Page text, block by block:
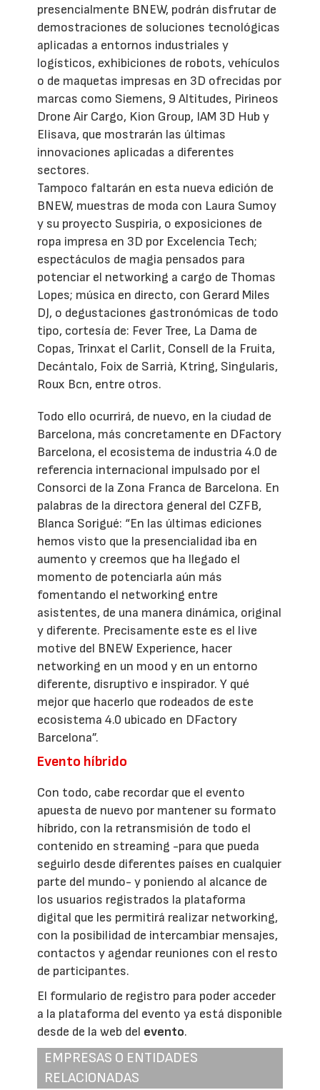
presencialmente BNEW, podrán disfrutar de
demostraciones de soluciones tecnológicas
aplicadas a entornos industriales y
logísticos, exhibiciones de robots, vehículos
o de maquetas impresas en 3D ofrecidas por
marcas como Siemens, 9 Altitudes, Pirineos
Drone Air Cargo, Kion Group, IAM 3D Hub y
Elisava, que mostrarán las últimas
innovaciones aplicadas a diferentes
sectores.
Tampoco faltarán en esta nueva edición de
BNEW, muestras de moda con Laura Sumoy
y su proyecto Suspiria, o exposiciones de
ropa impresa en 3D por Excelencia Tech;
espectáculos de magia pensados para
potenciar el networking a cargo de Thomas
Lopes; música en directo, con Gerard Miles
DJ, o degustaciones gastronómicas de todo
tipo, cortesía de: Fever Tree, La Dama de
Copas, Trinxat el Carlit, Consell de la Fruita,
Decántalo, Foix de Sarrià, Ktring, Singularis,
Roux Bcn, entre otros.
Todo ello ocurrirá, de nuevo, en la ciudad de
Barcelona, más concretamente en DFactory
Barcelona, el ecosistema de industria 4.0 de
referencia internacional impulsado por el
Consorci de la Zona Franca de Barcelona. En
palabras de la directora general del CZFB,
Blanca Sorigué: “En las últimas ediciones
hemos visto que la presencialidad iba en
aumento y creemos que ha llegado el
momento de potenciarla aún más
fomentando el networking entre
asistentes, de una manera dinámica, original
y diferente. Precisamente este es el live
motive del BNEW Experience, hacer
networking en un mood y en un entorno
diferente, disruptivo e inspirador. Y qué
mejor que hacerlo que rodeados de este
ecosistema 4.0 ubicado en DFactory
Barcelona”.
Evento híbrido
Con todo, cabe recordar que el evento
apuesta de nuevo por mantener su formato
híbrido, con la retransmisión de todo el
contenido en streaming -para que pueda
seguirlo desde diferentes países en cualquier
parte del mundo- y poniendo al alcance de
los usuarios registrados la plataforma
digital que les permitirá realizar networking,
con la posibilidad de intercambiar mensajes,
contactos y agendar reuniones con el resto
de participantes.
El formulario de registro para poder acceder
a la plataforma del evento ya está disponible
desde de la web del evento.
EMPRESAS O ENTIDADES
RELACIONADAS